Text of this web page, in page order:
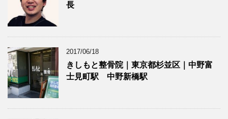
長
2017/06/18
きしもと整骨院｜東京都杉並区｜中野富
士見町駅 中野新橋駅